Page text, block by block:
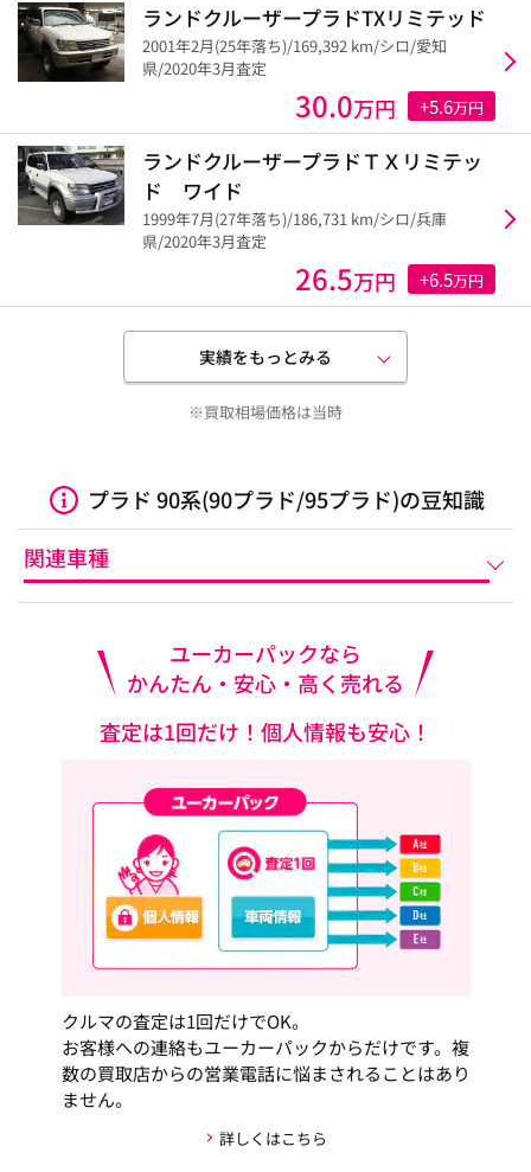
ランドクルーザープラドTXリミテッド
2001年2月(25年落ち)/169,392 km/シロ/愛知
県/2020年3月査定
30.0万円 +5.6万円
ランドクルーザープラドＴＸリミテッ
ド ワイド
1999年7月(27年落ち)/186,731 km/シロ/兵庫
県/2020年3月査定
26.5万円 +6.5万円
実績をもっとみる
※買取相場価格は当時
プラド 90系(90プラド/95プラド)の豆知識
関連車種
ユーカーパックなら
かんたん・安心・高く売れる
査定は1回だけ！個人情報も安心！
クルマの査定は1回だけでOK。
お客様への連絡もユーカーパックからだけです。複
数の買取店からの営業電話に悩まされることはあり
ません。
詳しくはこちら